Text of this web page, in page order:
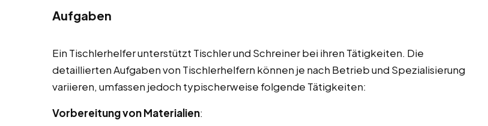
Aufgaben
Ein Tischlerhelfer unterstützt Tischler und Schreiner bei ihren Tätigkeiten. Die
detaillierten Aufgaben von Tischlerhelfern können je nach Betrieb und Spezialisierung
variieren, umfassen jedoch typischerweise folgende Tätigkeiten:
Vorbereitung von Materialien: